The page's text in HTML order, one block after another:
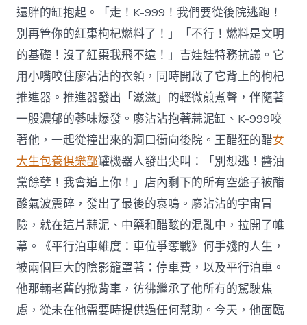
還胖的缸抱起。「走！K-999！我們要從後院逃跑！
別再管你的紅棗枸杞燃料了！」「不行！燃料是文明
的基礎！沒了紅棗我飛不遠！」吉娃娃特務抗議。它
用小嘴咬住廖沾沾的衣領，同時開啟了它背上的枸杞
推進器。推進器發出「滋滋」的輕微煎煮聲，伴隨著
一股濃郁的蔘味爆發。廖沾沾抱著蒜泥缸、K-999咬
著他，一起從撞出來的洞口衝向後院。王醋狂的醋女
大生包養俱樂部罐機器人發出尖叫：「別想逃！醬油
黨餘孽！我會追上你！」店內剩下的所有空盤子被醋
酸氣波震碎，發出了最後的哀鳴。廖沾沾的宇宙冒
險，就在這片蒜泥、中藥和醋酸的混亂中，拉開了帷
幕。《平行泊車維度：車位爭奪戰》何手殘的人生，
被兩個巨大的陰影籠罩著：停車費，以及平行泊車。
他那輛老舊的掀背車，彷彿繼承了他所有的駕駛焦
慮，從未在他需要時提供過任何幫助。今天，他面臨